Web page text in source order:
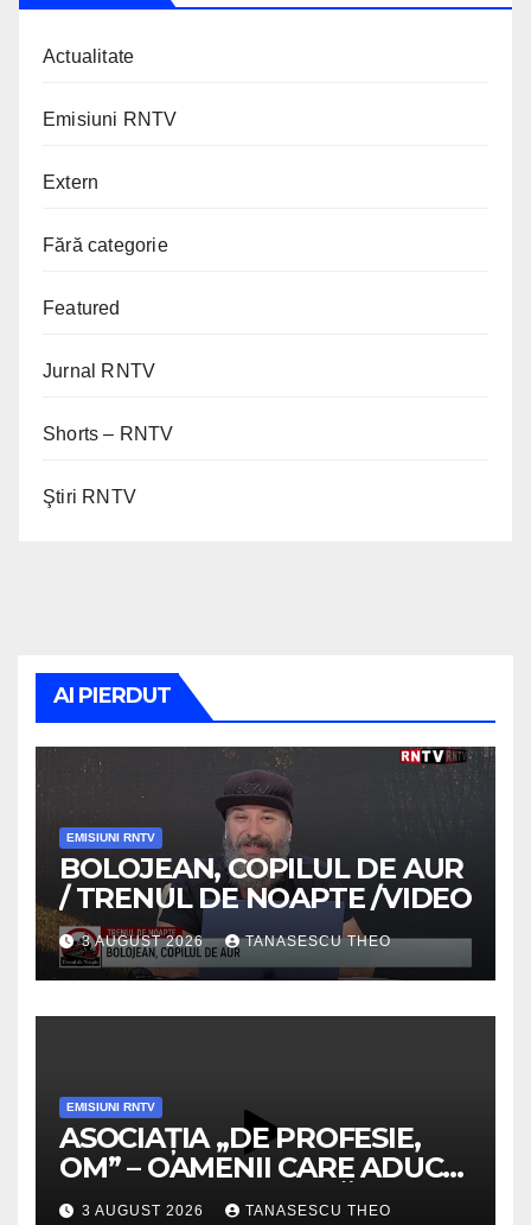
Actualitate
Emisiuni RNTV
Extern
Fără categorie
Featured
Jurnal RNTV
Shorts – RNTV
Ştiri RNTV
AI PIERDUT
EMISIUNI RNTV
BOLOJEAN, COPILUL DE AUR
/ TRENUL DE NOAPTE /VIDEO
3 AUGUST 2026 TANASESCU THEO
EMISIUNI RNTV
ASOCIAȚIA „DE PROFESIE,
OM” – OAMENII CARE ADUC
VALOARE COMUNITĂȚII /
3 AUGUST 2026 TANASESCU THEO